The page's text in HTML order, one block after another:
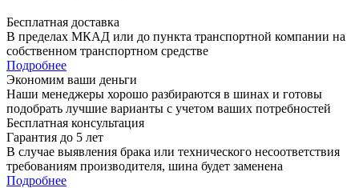
Бесплатная доставка
В пределах МКАД или до пункта транспортной компании на
собственном транспортном средстве
Подробнее
Экономим ваши деньги
Наши менеджеры хорошо разбираются в шинах и готовы
подобрать лучшие варианты с учетом ваших потребностей
Бесплатная консультация
Гарантия до 5 лет
В случае выявления брака или технического несоответствия
требованиям производителя, шина будет заменена
Подробнее